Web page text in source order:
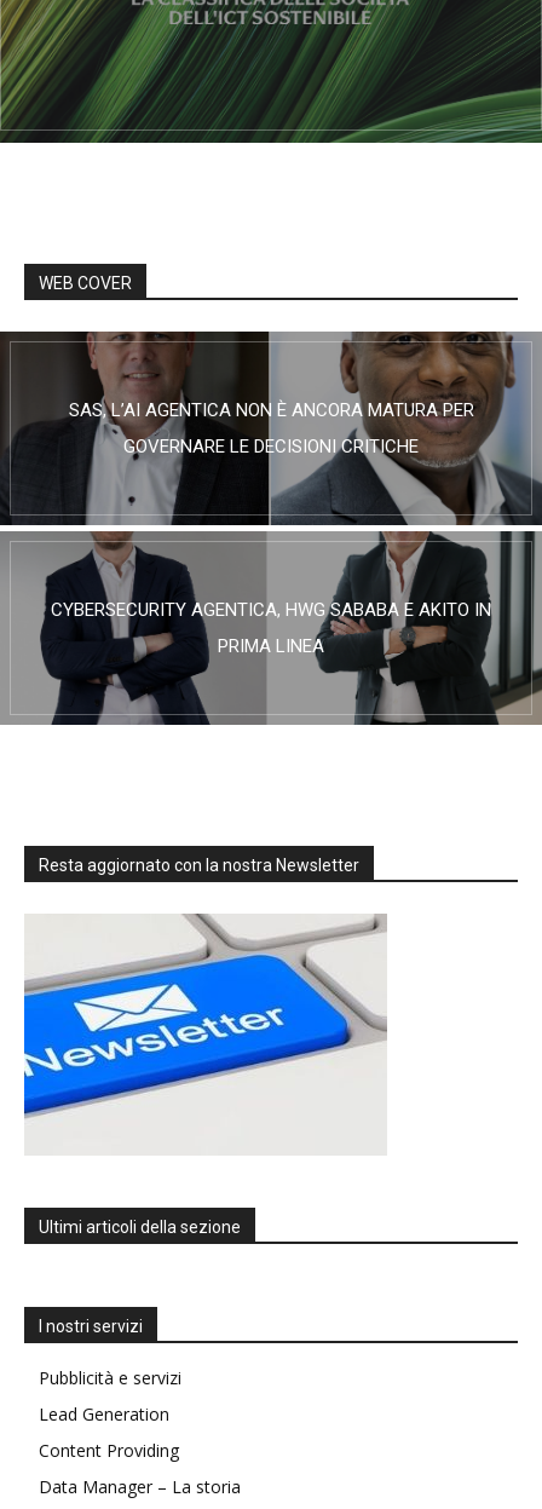
WEB COVER
SAS, L’AI AGENTICA NON È ANCORA MATURA PER
GOVERNARE LE DECISIONI CRITICHE
CYBERSECURITY AGENTICA, HWG SABABA E AKITO IN
PRIMA LINEA
Resta aggiornato con la nostra Newsletter
Ultimi articoli della sezione
I nostri servizi
Pubblicità e servizi
Lead Generation
Content Providing
Data Manager – La storia